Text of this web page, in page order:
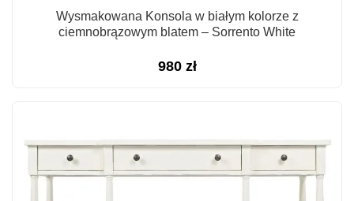
Wysmakowana Konsola w białym kolorze z
ciemnobrązowym blatem – Sorrento White
980 zł